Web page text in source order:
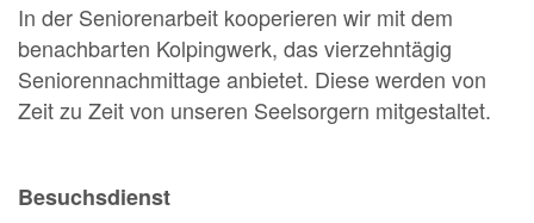
In der Seniorenarbeit kooperieren wir mit dem
benachbarten Kolpingwerk, das vierzehntägig
Seniorennachmittage anbietet. Diese werden von
Zeit zu Zeit von unseren Seelsorgern mitgestaltet.
Besuchsdienst